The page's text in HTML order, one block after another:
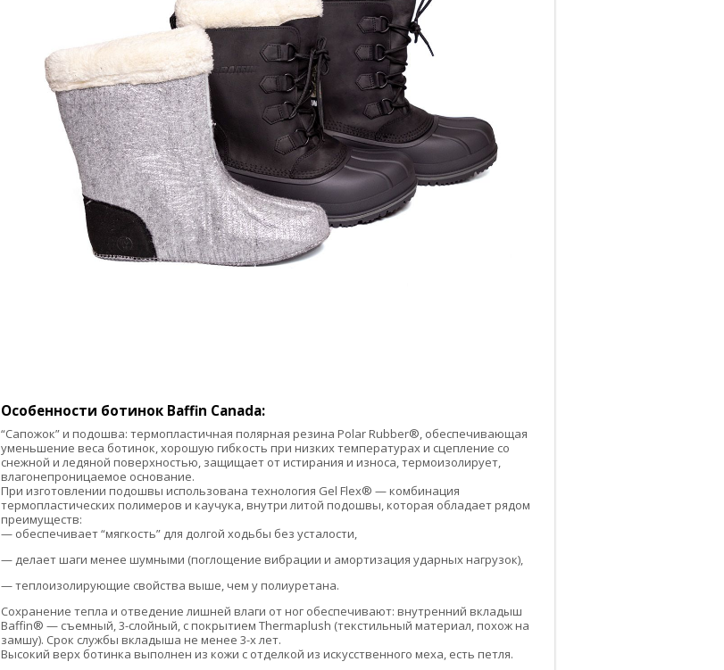
Особенности ботинок Baffin Canada:
“Сапожок” и подошва: термопластичная полярная резина Polar Rubber®, обеспечивающая
уменьшение веса ботинок, хорошую гибкость при низких температурах и сцепление со
снежной и ледяной поверхностью, защищает от истирания и износа, термоизолирует,
влагонепроницаемое основание.
При изготовлении подошвы использована технология Gel Flex® — комбинация
термопластических полимеров и каучука, внутри литой подошвы, которая обладает рядом
преимуществ:
— обеспечивает “мягкость” для долгой ходьбы без усталости,
— делает шаги менее шумными (поглощение вибрации и амортизация ударных нагрузок),
— теплоизолирующие свойства выше, чем у полиуретана.
Сохранение тепла и отведение лишней влаги от ног обеспечивают: внутренний вкладыш
Baffin® — съемный, 3-слойный, с покрытием Thermaplush (текстильный материал, похож на
замшу). Срок службы вкладыша не менее 3-х лет.
Высокий верх ботинка выполнен из кожи с отделкой из искусственного меха, есть петля.